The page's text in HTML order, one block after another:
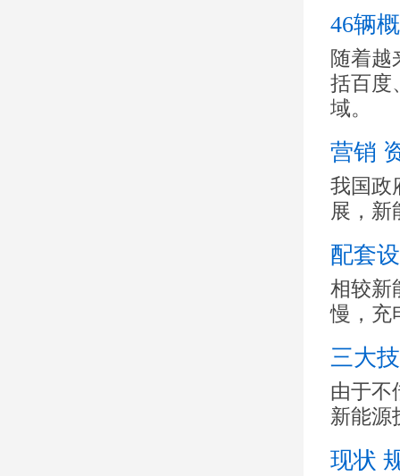
46辆
随着越
括百度
域。
营销
我国政
展，新
配套
相较新
慢，充
三大
由于不
新能源
现状